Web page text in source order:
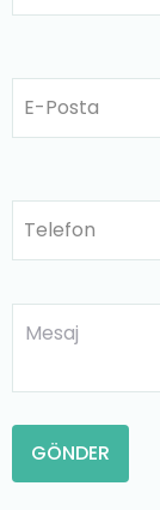
E-Posta
Telefon
GÖNDER